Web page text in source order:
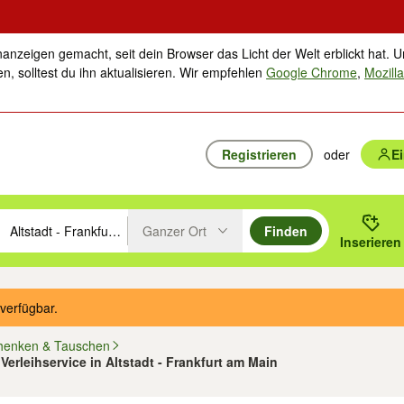
gemacht, seit dein Browser das Licht der Welt erblickt hat.
solltest du ihn aktualisieren. Wir empfehlenGoogle Chrome,
Registrieren oder
mit den Pfeiltasten nach oben/unten durchsuchen und mit
oder Ort eingeben. Eingabetaste drücken um zu suchen, oder
Ganzer Ort
Finden
Inserieren
& Tauschen
in Altstadt - Frankfurt am Main